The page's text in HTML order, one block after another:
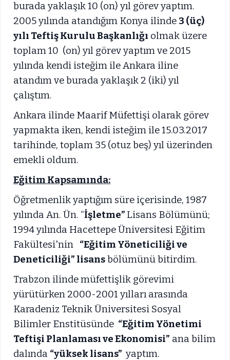
burada yaklaşık 10 (on) yıl görev yaptım.
2005 yılında atandığım Konya ilinde3 (üç)
yılı Teftiş Kurulu Başkanlığı olmak üzere
toplam 10 (on) yıl görev yaptım ve 2015
yılında kendi isteğim ile Ankara iline
atandım ve burada yaklaşık 2 (iki) yıl
çalıştım.
Ankara ilinde Maarif Müfettişi olarak görev
yapmakta iken, kendi isteğim ile 15.03.2017
tarihinde, toplam 35 (otuz beş) yıl üzerinden
emekli oldum.
Eğitim Kapsamında:
Öğretmenlik yaptığım süre içerisinde, 1987
yılında An. Ün. “İşletme” Lisans Bölümünü;
1994 yılında Hacettepe Üniversitesi Eğitim
Fakültesi'nin “Eğitim Yöneticiliği ve
Deneticiliği” lisansbölümünü bitirdim.
Trabzon ilinde müfettişlik görevimi
yürütürken 2000-2001 yılları arasında
Karadeniz Teknik Üniversitesi Sosyal
Bilimler Enstitüsünde “Eğitim Yönetimi
Teftişi Planlaması ve Ekonomisi” ana bilim
dalında “yüksek lisans” yaptım.